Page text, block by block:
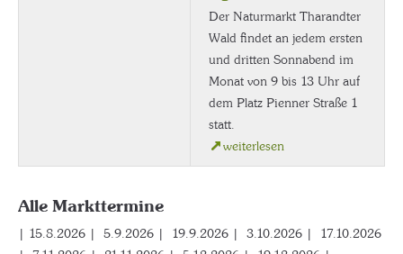
Der Naturmarkt Tharandter
Wald findet an jedem ersten
und dritten Sonnabend im
Monat von 9 bis 13 Uhr auf
dem Platz Pienner Straße 1
statt.
weiterlesen
Alle Markttermine
| 15.8.2026 | 5.9.2026 | 19.9.2026 | 3.10.2026 | 17.10.2026